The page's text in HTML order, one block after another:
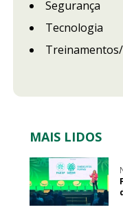
Segurança
Tecnologia
MAIS LIDOS